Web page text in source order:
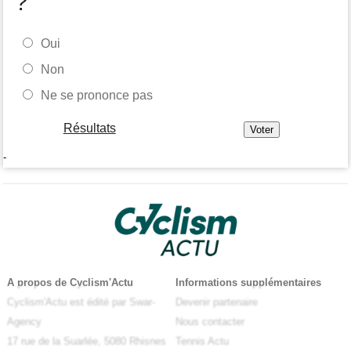
Oui
Non
Ne se prononce pas
Résultats
-
A propos de Cyclism'Actu
Cyclism'Actu est édité par Swar-
Agency
17 rue de la Suarlée, 5080 Rhisnes
Informations supplémentaires
Devenir partenaire
Nous contacter
Tennis Actu